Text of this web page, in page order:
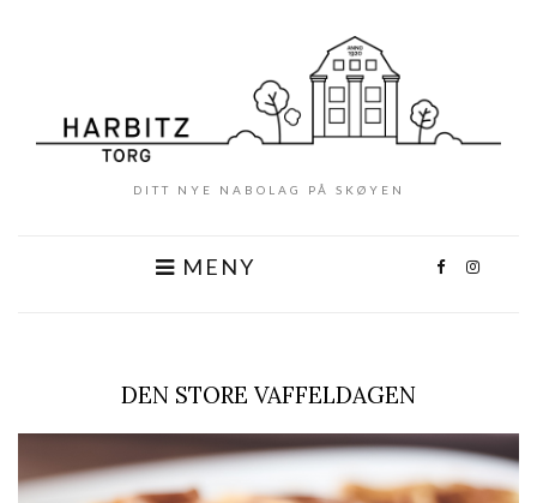
DITT NYE NABOLAG PÅ SKØYEN
MENY
DEN STORE VAFFELDAGEN